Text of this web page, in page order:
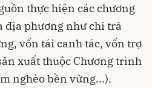
thực hiện các chương
địa phương như chi trả
vốn tái canh tác, vốn trợ
xuất thuộc Chương trình
nghèo bền vững...).